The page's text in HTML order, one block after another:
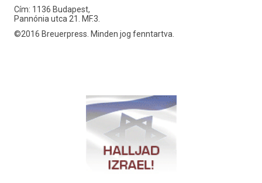
Cím: 1136 Budapest,
Pannónia utca 21. MF.3.
©2016 Breuerpress. Minden jog fenntartva.